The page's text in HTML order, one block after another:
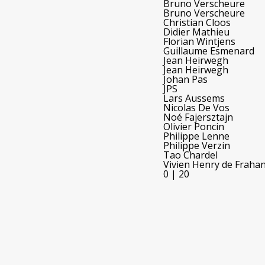
Bruno Verscheure
Bruno Verscheure
Christian Cloos
Didier Mathieu
Florian Wintjens
Guillaume Esmenard
Jean Heirwegh
Jean Heirwegh
Johan Pas
JPS
Lars Aussems
Nicolas De Vos
Noé Fajersztajn
Olivier Poncin
Philippe Lenne
Philippe Verzin
Tao Chardel
Vivien Henry de
0 | 20